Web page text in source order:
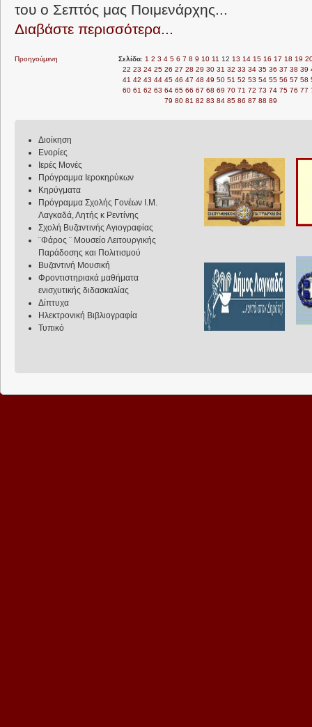
του ο Σεπτός μας Ποιμενάρχης...
Διαβάστε περισσότερα...
Προηγούμενη Σελίδα: 1 2 3 4 5 6 7 8 9 10 11 12 13 14 15 16 17 18 19
22 23 24 25 26 27 28 29 30 31 32 33 34 35 36 37 38 39
41 42 43 44 45 46 47 48 49 50 51 52 53 54 55 56 57 58
60 61 62 63 64 65 66 67 68 69 70 71 72 73 74 75 76 77
79 80 81 82 83 84 85 86 87 88 89
Διοίκηση
Ενορίες
Ιερές Μονές
Πρόγραμμα Ιεροκηρύκων
Κηρύγματα
Πρόγραμμα Σχολής Γονέων Ι.Μ.
Λαγκαδά, Λητής κ Ρεντίνης
Σχολή Βυζαντινής Αγιογραφίας
¨Φάρος ¨ Μουσείο Λειτουργικής
Παράδοσης και Πολιτισμού
Βυζαντινή Μουσική
Φροντιστηριακά μαθήματα
ενισχυτικής διδασκαλίας
Δίπτυχα
Ηλεκτρονική Βιβλιογραφία
Τυπικό